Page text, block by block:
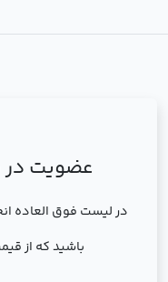
عضویت در
در لیست فوق العاده
باشید که از